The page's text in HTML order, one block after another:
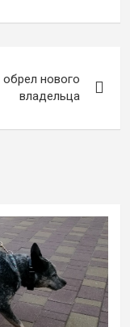
нового
владельца